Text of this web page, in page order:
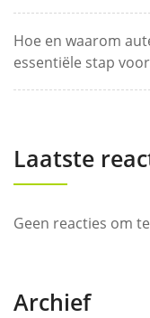
Hoe en waarom
essentiële stap
Laatste
Geen reacties om
Archief